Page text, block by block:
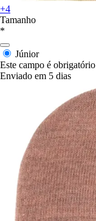
+4
Tamanho
*
Júnior
Este campo é obrigatório
Enviado em 5 dias